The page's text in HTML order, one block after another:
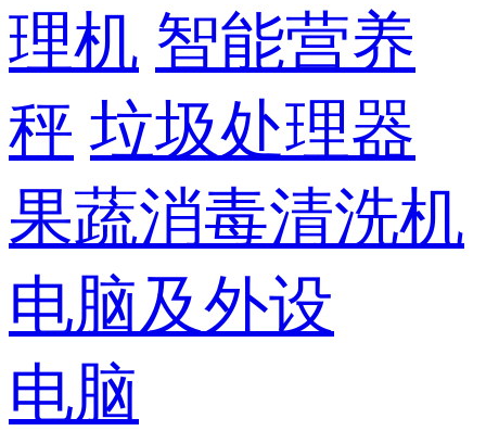
理机 智能营养
秤 垃圾处理器
果蔬消毒清洗机
电脑及外设
电脑